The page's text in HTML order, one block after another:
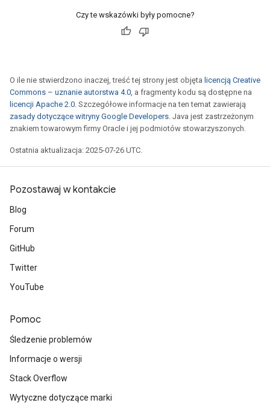
Czy te wskazówki były pomocne?
O ile nie stwierdzono inaczej, treść tej strony jest objęta licencją Creative
Commons – uznanie autorstwa 4.0, a fragmenty kodu są dostępne na
licencji Apache 2.0. Szczegółowe informacje na ten temat zawierają
zasady dotyczące witryny Google Developers. Java jest zastrzeżonym
znakiem towarowym firmy Oracle i jej podmiotów stowarzyszonych.
Ostatnia aktualizacja: 2025-07-26 UTC.
Pozostawaj w kontakcie
Blog
Forum
GitHub
Twitter
YouTube
Pomoc
Śledzenie problemów
Informacje o wersji
Stack Overflow
Wytyczne dotyczące marki